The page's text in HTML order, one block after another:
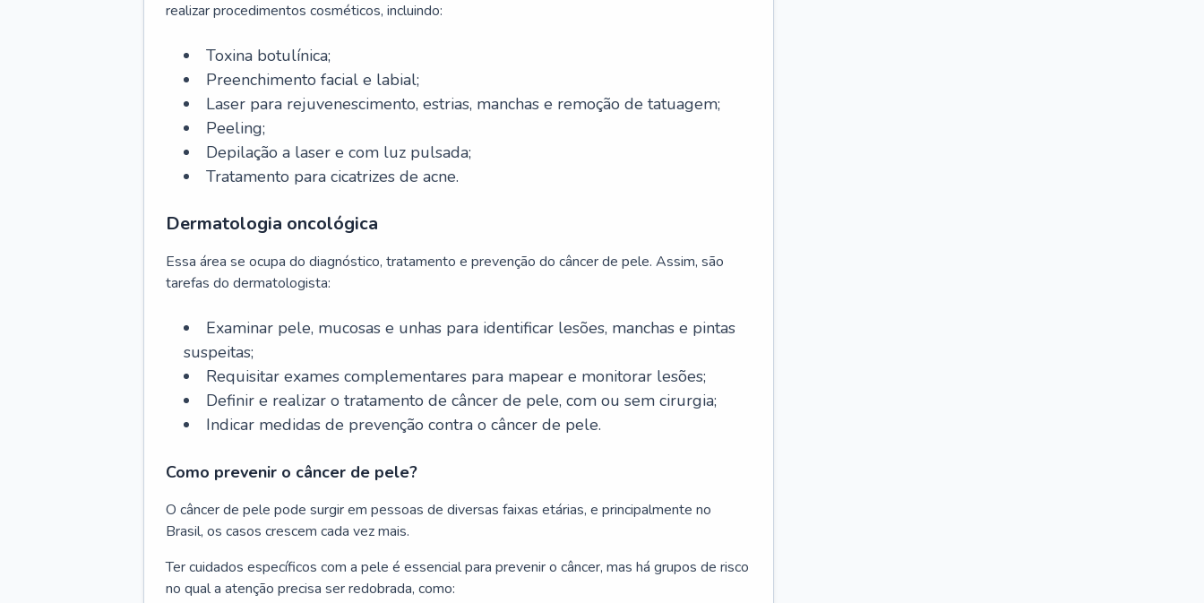
realizar procedimentos cosméticos, incluindo:
Toxina botulínica;
Preenchimento facial e labial;
Laser para rejuvenescimento, estrias, manchas e remoção de tatuagem;
Peeling;
Depilação a laser e com luz pulsada;
Tratamento para cicatrizes de acne.
Dermatologia oncológica
Essa área se ocupa do diagnóstico, tratamento e prevenção do câncer de pele. Assim, são
tarefas do dermatologista:
Examinar pele, mucosas e unhas para identificar lesões, manchas e pintas
suspeitas;
Requisitar exames complementares para mapear e monitorar lesões;
Definir e realizar o tratamento de câncer de pele, com ou sem cirurgia;
Indicar medidas de prevenção contra o câncer de pele.
Como prevenir o câncer de pele?
O câncer de pele pode surgir em pessoas de diversas faixas etárias, e principalmente no
Brasil, os casos crescem cada vez mais.
Ter cuidados específicos com a pele é essencial para prevenir o câncer, mas há grupos de risco
no qual a atenção precisa ser redobrada, como: